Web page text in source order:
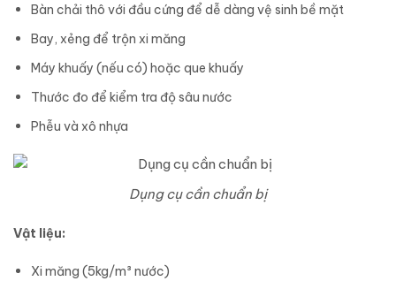
Bàn chải thô với đầu cứng để dễ dàng vệ sinh bề mặt
Bay, xẻng để trộn xi măng
Máy khuấy (nếu có) hoặc que khuấy
Thước đo để kiểm tra độ sâu nước
Phễu và xô nhựa
Dụng cụ cần chuẩn bị
Vật liệu:
Xi măng (5kg/m³ nước)